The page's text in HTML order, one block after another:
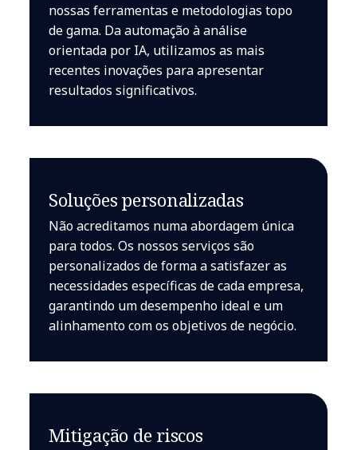
nossas ferramentas e metodologias topo
de gama. Da automação à análise
orientada por IA, utilizamos as mais
recentes inovações para apresentar
resultados significativos.
Soluções personalizadas
Não acreditamos numa abordagem única
para todos. Os nossos serviços são
personalizados de forma a satisfazer as
necessidades específicas de cada empresa,
garantindo um desempenho ideal e um
alinhamento com os objetivos de negócio.
Mitigação de riscos